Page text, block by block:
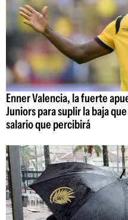
Enner Valencia, la fuerte
Juniors para suplir la baja
salario que percibirá